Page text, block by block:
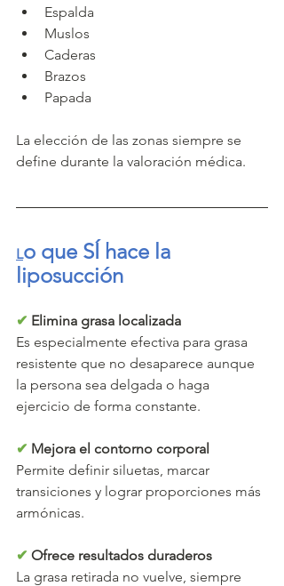
Espalda
Muslos
Caderas
Brazos
Papada
La elección de las zonas siempre se
define durante la valoración médica.
Lo que SÍ hace la
liposucción
✔ Elimina grasa localizada
Es especialmente efectiva para grasa
resistente que no desaparece aunque
la persona sea delgada o haga
ejercicio de forma constante.
✔ Mejora el contorno corporal
Permite definir siluetas, marcar
transiciones y lograr proporciones más
armónicas.
✔ Ofrece resultados duraderos
La grasa retirada no vuelve, siempre